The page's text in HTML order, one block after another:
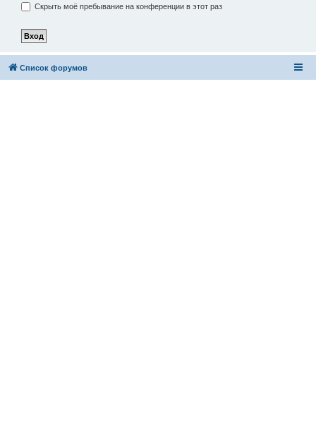
Скрыть моё пребывание на конференции в этот раз
Список форумов